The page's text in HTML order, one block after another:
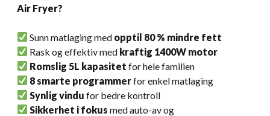
Air Fryer?
Sunn matlaging med opptil 80 % mindre fett
Rask og effektiv med kraftig 1400W motor
Romslig 5L kapasitet for hele familien
8 smarte programmerfor enkel matlaging
Synlig vindu for bedre kontroll
Sikkerhet i fokus med auto-av og